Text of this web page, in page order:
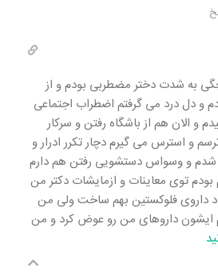
از بچگی به شدت دختر مضطربی بودم و از
و دل درد می گرفتم اضطراب اجتماعی
و الان هم از باشگاه رفتن و سرکار
و استرس می گیرم دچار تکرر ادرار و
شدم و وسواس دستشویی رفتن هم دارم
توی معاینات و ازمایشات دکتر من
داروی فلوکستین بهم ساخت ولی من
ایشون داروهای من رو عوض کرد و من